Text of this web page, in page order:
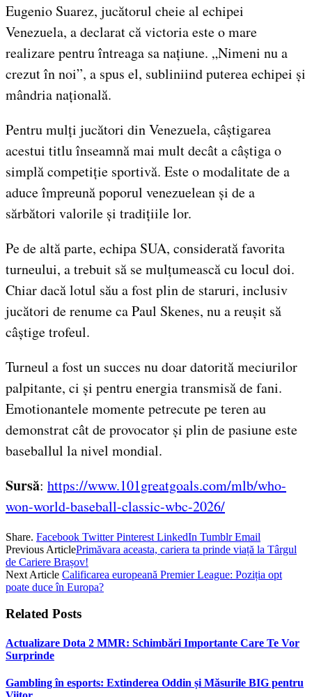
Eugenio Suarez, jucătorul cheie al echipei
Venezuela, a declarat că victoria este o mare
realizare pentru întreaga sa națiune. „Nimeni nu a
crezut în noi”, a spus el, subliniind puterea echipei și
mândria națională.
Pentru mulți jucători din Venezuela, câștigarea
acestui titlu înseamnă mai mult decât a câștiga o
simplă competiție sportivă. Este o modalitate de a
aduce împreună poporul venezuelean și de a
sărbători valorile și tradițiile lor.
Pe de altă parte, echipa SUA, considerată favorita
turneului, a trebuit să se mulțumească cu locul doi.
Chiar dacă lotul său a fost plin de staruri, inclusiv
jucători de renume ca Paul Skenes, nu a reușit să
câștige trofeul.
Turneul a fost un succes nu doar datorită meciurilor
palpitante, ci și pentru energia transmisă de fani.
Emotionantele momente petrecute pe teren au
demonstrat cât de provocator și plin de pasiune este
baseballul la nivel mondial.
Sursă: https://www.101greatgoals.com/mlb/who-
won-world-baseball-classic-wbc-2026/
Share. Facebook Twitter Pinterest LinkedIn Tumblr Email
Previous ArticlePrimăvara aceasta, cariera ta prinde viață la Târgul
de Cariere Brașov!
Next Article Calificarea europeană Premier League: Poziția opt
poate duce în Europa?
Related Posts
Actualizare Dota 2 MMR: Schimbări Importante Care Te Vor
Surprinde
Gambling în esports: Extinderea Oddin și Măsurile BIG pentru